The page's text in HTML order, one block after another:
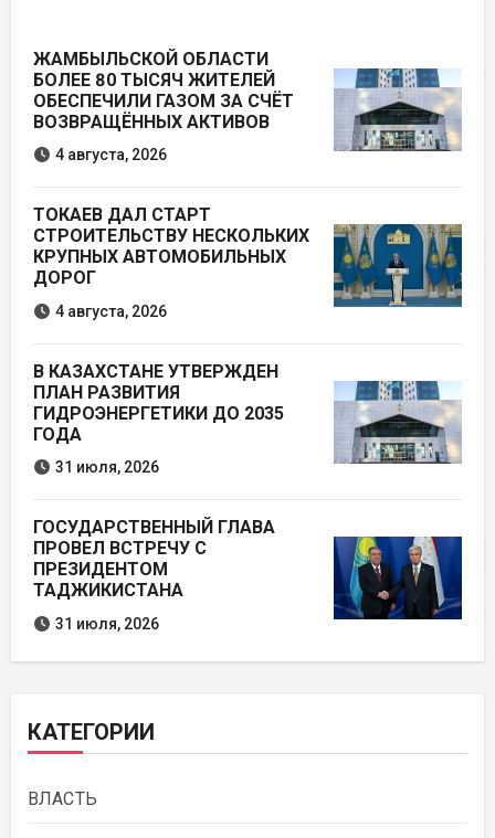
ЖАМБЫЛЬСКОЙ ОБЛАСТИ
БОЛЕЕ 80 ТЫСЯЧ ЖИТЕЛЕЙ
ОБЕСПЕЧИЛИ ГАЗОМ ЗА СЧЁТ
ВОЗВРАЩЁННЫХ АКТИВОВ
4 августа, 2026
ТОКАЕВ ДАЛ СТАРТ
СТРОИТЕЛЬСТВУ НЕСКОЛЬКИХ
КРУПНЫХ АВТОМОБИЛЬНЫХ
ДОРОГ
4 августа, 2026
В КАЗАХСТАНЕ УТВЕРЖДЕН
ПЛАН РАЗВИТИЯ
ГИДРОЭНЕРГЕТИКИ ДО 2035
ГОДА
31 июля, 2026
ГОСУДАРСТВЕННЫЙ ГЛАВА
ПРОВЕЛ ВСТРЕЧУ С
ПРЕЗИДЕНТОМ
ТАДЖИКИСТАНА
31 июля, 2026
КАТЕГОРИИ
ВЛАСТЬ